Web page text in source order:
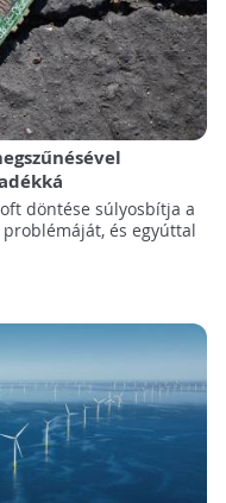
döntése súlyosbítja a
és egyúttal